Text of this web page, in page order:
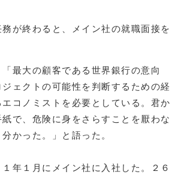
が終わると、メイン社の就職面接を
最大の顧客である世界銀行の意向
ェクトの可能性を判断するための経
コノミストを必要としている。君か
で、危険に身をさらすことを厭わな
かった。」と語った。
年１月にメイン社に入社した。２６